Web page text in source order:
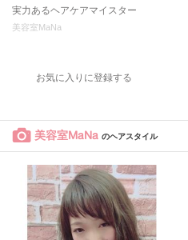
実力あるヘアケアマイスター
美容室MaNa
お気に入りに登録する
美容室MaNa のヘアスタイル